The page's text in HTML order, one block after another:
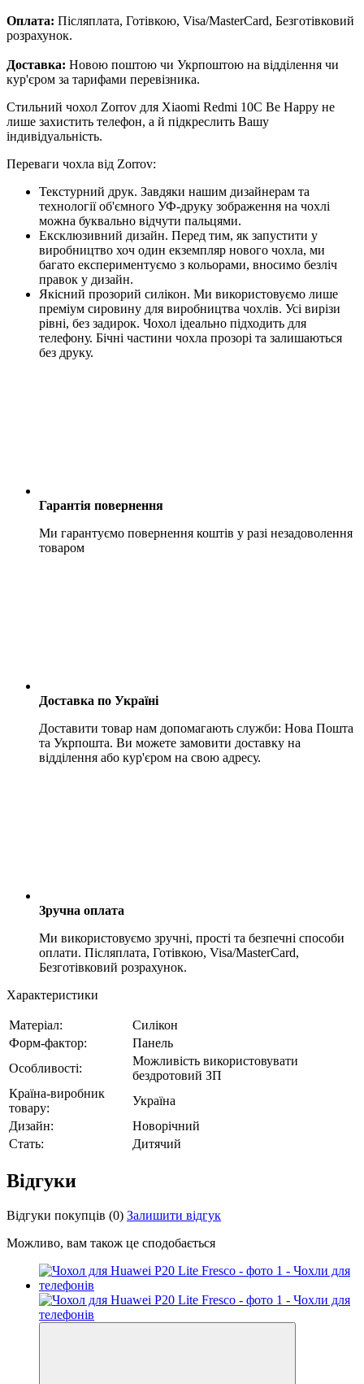
Оплата: Післяплата, Готівкою, Visa/MasterCard, Безготівковий
розрахунок.
Доставка: Новою поштою чи Укрпоштою на відділення чи
кур'єром за тарифами перевізника.
Стильний чохол Zorrov для Xiaomi Redmi 10C Be Happy не
лише захистить телефон, а й підкреслить Вашу
індивідуальність.
Переваги чохла від Zorrov:
Текстурний друк. Завдяки нашим дизайнерам та
технології об'ємного УФ-друку зображення на чохлі
можна буквально відчути пальцями.
Ексклюзивний дизайн. Перед тим, як запустити у
виробництво хоч один екземпляр нового чохла, ми
багато експериментуємо з кольорами, вносимо безліч
правок у дизайн.
Якісний прозорий силікон. Ми використовуємо лише
преміум сировину для виробництва чохлів. Усі вирізи
рівні, без задирок. Чохол ідеально підходить для
телефону. Бічні частини чохла прозорі та залишаються
без друку.
Гарантія повернення
Ми гарантуємо повернення коштів у разі незадоволення
товаром
Доставка по Україні
Доставити товар нам допомагають служби: Нова Пошта
та Укрпошта. Ви можете замовити доставку на
відділення або кур'єром на свою адресу.
Зручна оплата
Ми використовуємо зручні, прості та безпечні способи
оплати. Післяплата, Готівкою, Visa/MasterCard,
Безготівковий розрахунок.
Характеристики
Матеріал:
Силікон
Форм-фактор:
Панель
Особливості:
Можливість використовувати
бездротовий ЗП
Країна-виробник
товару:
Україна
Дизайн:
Новорічний
Стать:
Дитячий
Відгуки
Відгуки покупців (0) Залишити відгук
Можливо, вам також це сподобається